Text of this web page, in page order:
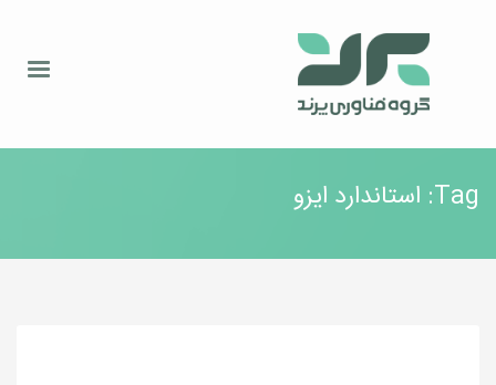
Tag: استاندارد ایزو